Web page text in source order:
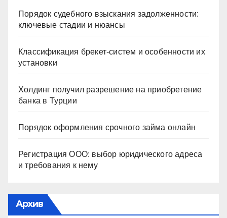
Порядок судебного взыскания задолженности:
ключевые стадии и нюансы
Классификация брекет-систем и особенности их
установки
Холдинг получил разрешение на приобретение
банка в Турции
Порядок оформления срочного займа онлайн
Регистрация ООО: выбор юридического адреса
и требования к нему
Архив